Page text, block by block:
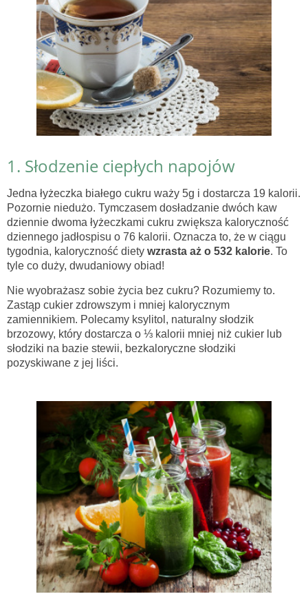
1. Słodzenie ciepłych napojów
Jedna łyżeczka białego cukru waży 5g i dostarcza 19 kalorii.
Pozornie niedużo. Tymczasem dosładzanie dwóch kaw
dziennie dwoma łyżeczkami cukru zwiększa kaloryczność
dziennego jadłospisu o 76 kalorii. Oznacza to, że w ciągu
tygodnia, kaloryczność diety wzrasta aż o 532 kalorie. To
tyle co duży, dwudaniowy obiad!
Nie wyobrażasz sobie życia bez cukru? Rozumiemy to.
Zastąp cukier zdrowszym i mniej kalorycznym
zamiennikiem. Polecamy ksylitol, naturalny słodzik
brzozowy, który dostarcza o ⅓ kalorii mniej niż cukier lub
słodziki na bazie stewii, bezkaloryczne słodziki
pozyskiwane z jej liści.